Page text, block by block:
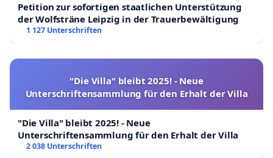
Petition zur sofortigen staatlichen Unterstützung
der Wolfsträne Leipzig in der Trauerbewältigung
1 127 Unterschriften
"Die Villa" bleibt 2025! - Neue
Unterschriftensammlung für den Erhalt der Villa
"Die Villa" bleibt 2025! - Neue
Unterschriftensammlung für den Erhalt der Villa
2 038 Unterschriften